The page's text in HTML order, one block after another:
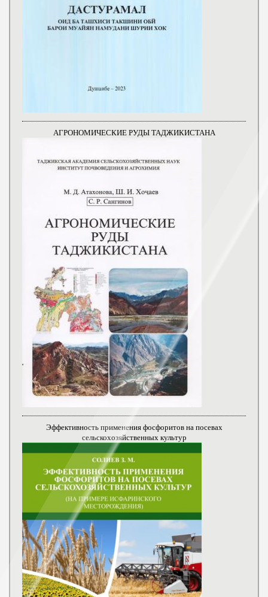
АГРОНОМИЧЕСКИЕ РУДЫ ТАДЖИКИСТАНА
Эффективность применения фосфоритов на посевах
сельскохозяйственных культур